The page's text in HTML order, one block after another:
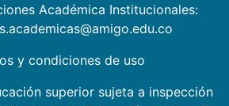
Académica Institucionales:
y condiciones de uso
superior sujeta a inspección